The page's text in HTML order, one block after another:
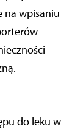
na wpisaniu
do leku w